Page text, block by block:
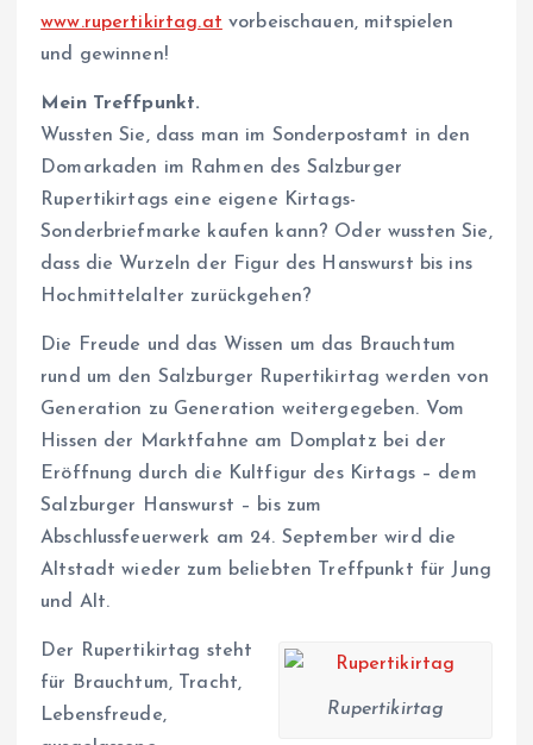
www.rupertikirtag.at vorbeischauen, mitspielen
und gewinnen!
Mein Treffpunkt.
Wussten Sie, dass man im Sonderpostamt in den
Domarkaden im Rahmen des Salzburger
Rupertikirtags eine eigene Kirtags-
Sonderbriefmarke kaufen kann? Oder wussten Sie,
dass die Wurzeln der Figur des Hanswurst bis ins
Hochmittelalter zurückgehen?
Die Freude und das Wissen um das Brauchtum
rund um den Salzburger Rupertikirtag werden von
Generation zu Generation weitergegeben. Vom
Hissen der Marktfahne am Domplatz bei der
Eröffnung durch die Kultfigur des Kirtags – dem
Salzburger Hanswurst – bis zum
Abschlussfeuerwerk am 24. September wird die
Altstadt wieder zum beliebten Treffpunkt für Jung
und Alt.
Rupertikirtag
Der Rupertikirtag steht
für Brauchtum, Tracht,
Lebensfreude,